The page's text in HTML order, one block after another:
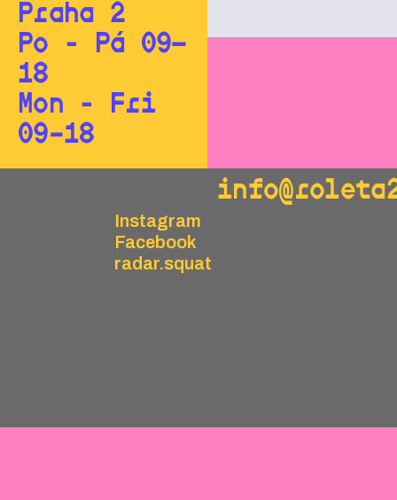
Praha 2
Po - Pá 09—
18
Mon - Fri
09–18
Instagram
Facebook
radar.squat